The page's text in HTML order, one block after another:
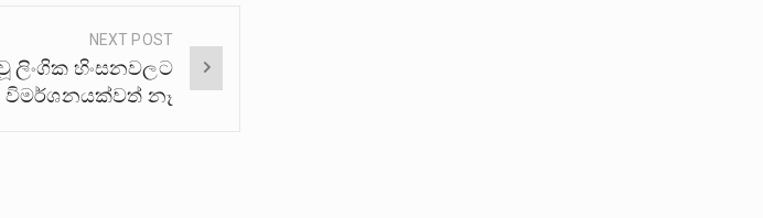
NEXT POST
ලිංගික හිංසනවලට
විමර්ශනයක්වත් නෑ